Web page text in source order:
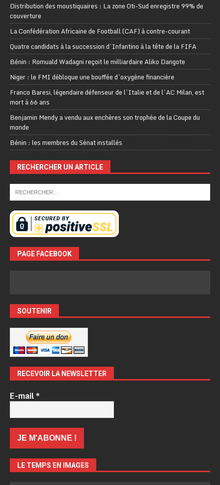
Distribution des moustiquaires : La zone Oti-Sud enregistre 99% de
couverture
La Confédération Africaine de Football (CAF) à contre-courant
Quatre candidats à la succession d’Infantino à la tête de la FIFA
Bénin : Romuald Wadagni reçoit le milliardaire Aliko Dangote
Niger : le FMI débloque une bouffée d’oxygène financière
Franco Baresi, légendaire défenseur de l’Italie et de l’AC Milan, est
mort à 66 ans
Benjamin Mendy a vendu aux enchères son trophée de la Coupe du
monde
Bénin : les membres du Sénat installés
RECHERCHER UN ARTICLE
PAGE FACEBOOK
SOUTENIR
RECEVOIR LA NEWSLETTER
E-mail*
LE TEMPS EN IMAGES